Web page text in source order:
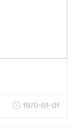
1970-01-01